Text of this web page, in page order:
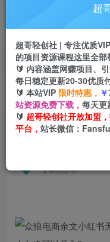
推广返佣高达70%
首页 创业课程 会员免费
众狼电商余文小红
首单，小白也可以
2年前发布
超
超哥轻创社 | 专注优质
的项目资源课程这里全部
🔰 内容涵盖网赚项目、
每日稳定更新20-30优质
🔰 本站VIP 限时特惠，
站资源免费下载， 每天更
🔰 超哥轻创社开放加盟
平台， 站长微信：